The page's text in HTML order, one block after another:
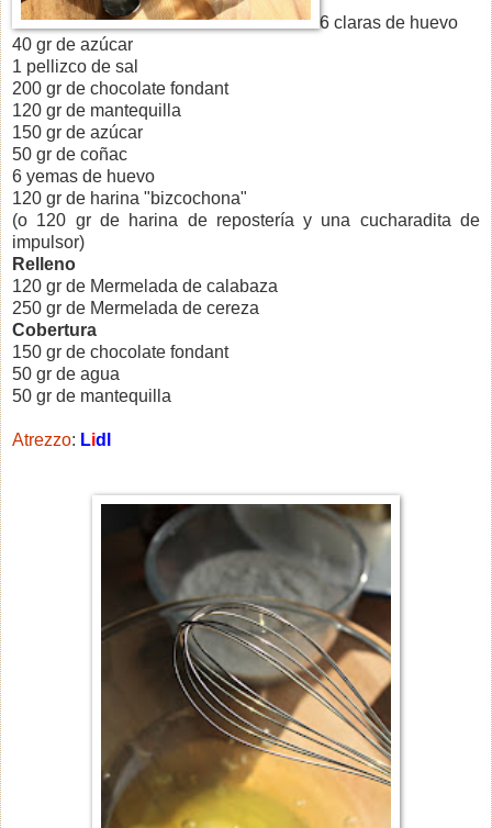
6 claras de huevo
40 gr de azúcar
1 pellizco de sal
200 gr de chocolate fondant
120 gr de mantequilla
150 gr de azúcar
50 gr de coñac
6 yemas de huevo
120 gr de harina "bizcochona"
(o 120 gr de harina de repostería y una cucharadita de
impulsor)
Relleno
120 gr de Mermelada de calabaza
250 gr de Mermelada de cereza
Cobertura
150 gr de chocolate fondant
50 gr de agua
50 gr de mantequilla
Atrezzo: Lidl